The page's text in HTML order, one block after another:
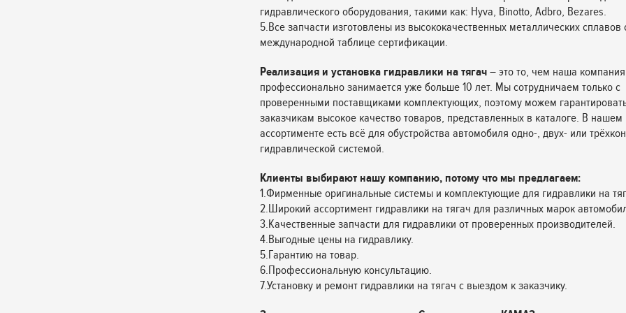
гидравлического оборудования, такими как: Hyva, Binotto, Adbro, Bezares.
5.Все запчасти изготовлены из высококачественных металлических сплавов
международной таблице сертификации.
Реализация и установка гидравлики на тягач – это то, чем наша компания
профессионально занимается уже больше 10 лет. Мы сотрудничаем только с
проверенными поставщиками комплектующих, поэтому можем
заказчикам высокое качество товаров, представленных в каталоге. В нашем
ассортименте есть всё для обустройства автомобиля одно-, двух- или
гидравлической системой.
Клиенты выбирают нашу компанию, потому что мы предлагаем:
1.Фирменные оригинальные системы и комплектующие для гидравлики на
2.Широкий ассортимент гидравлики на тягач для различных марок
3.Качественные запчасти для гидравлики от проверенных производителей.
4.Выгодные цены на гидравлику.
5.Гарантию на товар.
6.Профессиональную консультацию.
7.Установку и ремонт гидравлики на тягач с выездом к заказчику.